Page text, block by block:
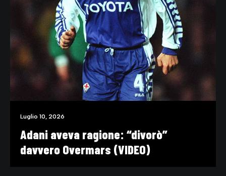
Luglio 10, 2026
Adani aveva ragione: “divorò”
davvero Overmars (VIDEO)